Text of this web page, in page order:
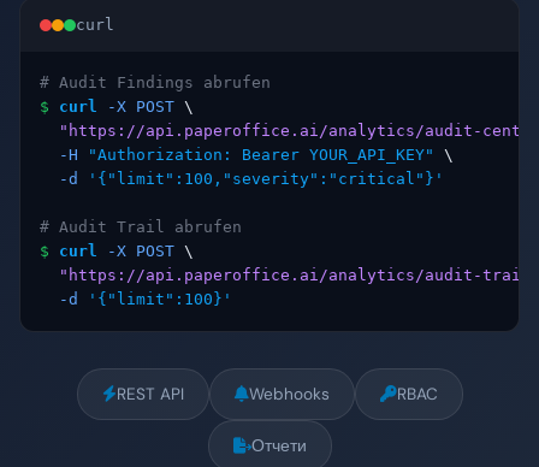
curl
# Audit Findings abrufen
$
curl -X POST \
"https://api.paperoffice.ai/analytics/audit-
-H
"Authorization: Bearer YOUR_API_KEY"
\
-d
'{"limit":100,"severity":"critical"}'
# Audit Trail abrufen
$
curl -X POST \
"https://api.paperoffice.ai/analytics/audit-trail"
-d
'{"limit":100}'
REST API Webhooks RBAC
Отчети